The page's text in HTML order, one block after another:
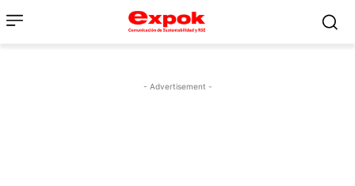
- Advertisement -